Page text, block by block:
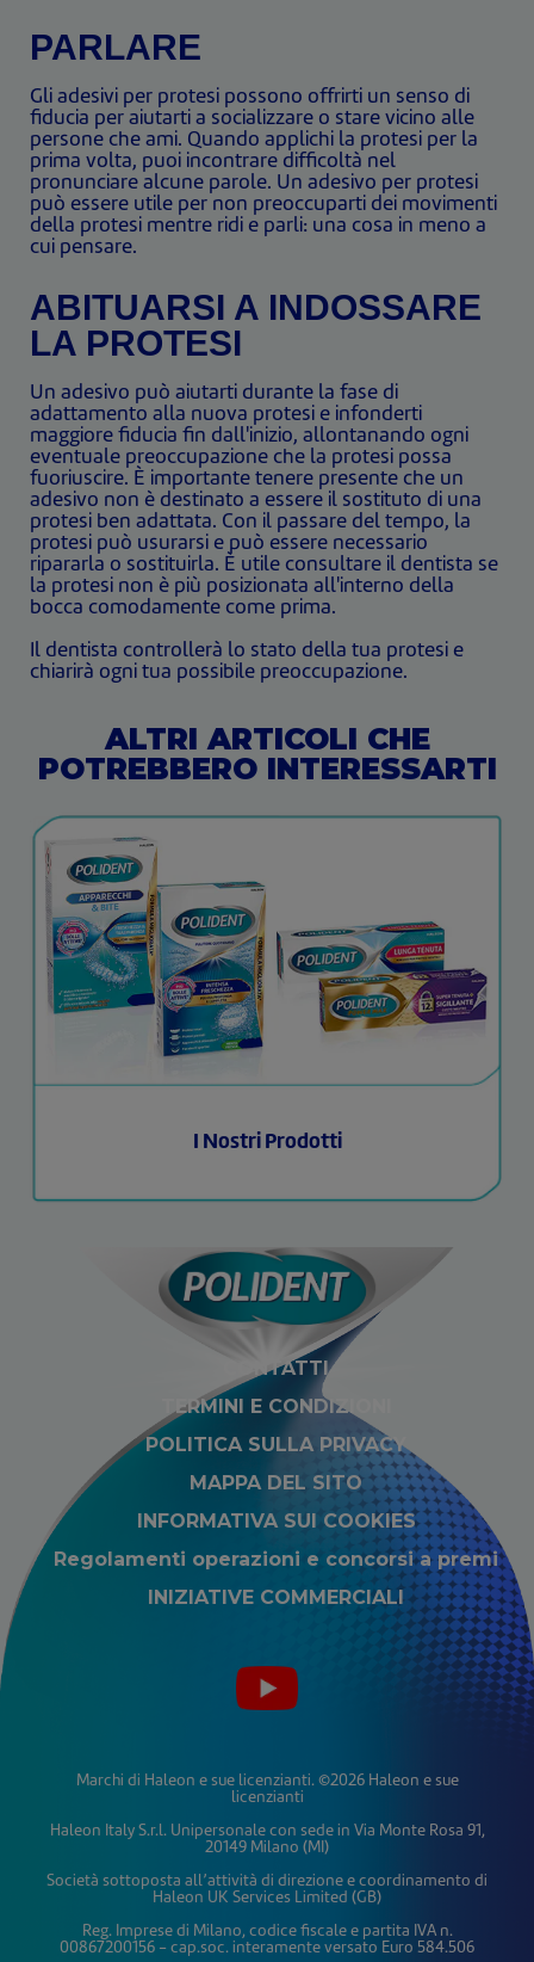
PARLARE
Gli adesivi per protesi possono offrirti un senso di
fiducia per aiutarti a socializzare o stare vicino alle
persone che ami. Quando applichi la protesi per la
prima volta, puoi incontrare difficoltà nel
pronunciare alcune parole. Un adesivo per protesi
può essere utile per non preoccuparti dei movimenti
della protesi mentre ridi e parli: una cosa in meno a
cui pensare.
ABITUARSI A INDOSSARE
LA PROTESI
Un adesivo può aiutarti durante la fase di
adattamento alla nuova protesi e infonderti
maggiore fiducia fin dall'inizio, allontanando ogni
eventuale preoccupazione che la protesi possa
fuoriuscire. È importante tenere presente che un
adesivo non è destinato a essere il sostituto di una
protesi ben adattata. Con il passare del tempo, la
protesi può usurarsi e può essere necessario
ripararla o sostituirla. È utile consultare il dentista se
la protesi non è più posizionata all'interno della
bocca comodamente come prima.
Il dentista controllerà lo stato della tua protesi e
chiarirà ogni tua possibile preoccupazione.
ALTRI ARTICOLI CHE
POTREBBERO INTERESSARTI
I Nostri Prodotti
CONTATTI
TERMINI E CONDIZIONI
POLITICA SULLA PRIVACY
MAPPA DEL SITO
INFORMATIVA SUI COOKIES
Regolamenti operazioni e concorsi a premi
INIZIATIVE COMMERCIALI
Marchi di Haleon e sue licenzianti. ©2026 Haleon e sue
licenzianti
Haleon Italy S.r.l. Unipersonale con sede in Via Monte Rosa 91,
20149 Milano (MI)
Società sottoposta all’attività di direzione e coordinamento di
Haleon UK Services Limited (GB)
Reg. Imprese di Milano, codice fiscale e partita IVA n.
00867200156 - cap.soc. interamente versato Euro 584.506